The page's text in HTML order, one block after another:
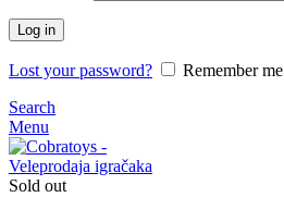
Log in
Lost your password?
Remember me
Search
Menu
Sold out